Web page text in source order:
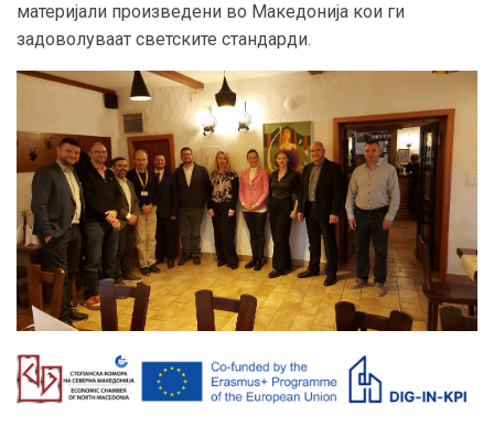
материјали произведени во Македонија кои ги
задоволуваат светските стандарди.